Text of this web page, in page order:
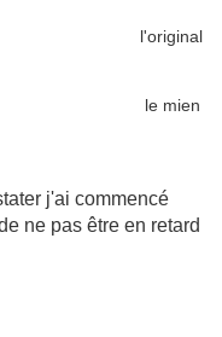
j'ai commencé
ne pas être en retard